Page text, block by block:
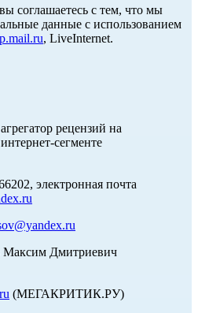
соглашаетесь с тем, что мы
данные с использованием
, LiveInternet.
рецензий на
сегменте
электронная почта
Максим Дмитриевич
(МЕГАКРИТИК.РУ)